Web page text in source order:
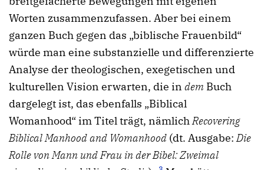
Worten zusammenzufassen. Aber bei einem
ganzen Buch gegen das „biblische Frauenbild“
würde man eine substanzielle und differenzierte
Analyse der theologischen, exegetischen und
kulturellen Vision erwarten, die in dem Buch
dargelegt ist, das ebenfalls „Biblical
Womanhood“ im Titel trägt, nämlichRecovering
Biblical Manhood and Womanhood (dt. Ausgabe:Die
Rolle von Mann und Frau in der Bibel: Zweimal